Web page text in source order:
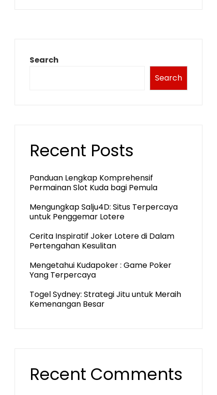
Search
Search
Recent Posts
Panduan Lengkap Komprehensif
Permainan Slot Kuda bagi Pemula
Mengungkap Salju4D: Situs Terpercaya
untuk Penggemar Lotere
Cerita Inspiratif Joker Lotere di Dalam
Pertengahan Kesulitan
Mengetahui Kudapoker : Game Poker
Yang Terpercaya
Togel Sydney: Strategi Jitu untuk Meraih
Kemenangan Besar
Recent Comments